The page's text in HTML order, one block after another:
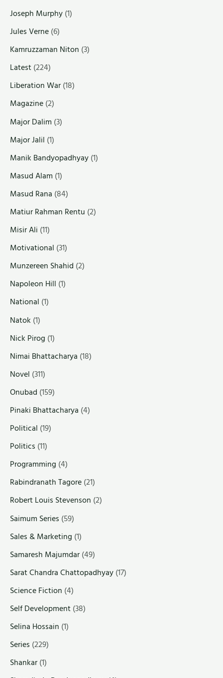
Joseph Murphy(1)
Jules Verne(6)
Kamruzzaman Niton (3)
Latest(224)
Liberation War(18)
Magazine(2)
Major Dalim (3)
Major Jalil (1)
Manik Bandyopadhyay(1)
Masud Alam (1)
Masud Rana (84)
Matiur Rahman Rentu (2)
Misir Ali (11)
Motivational (31)
Munzereen Shahid (2)
Napoleon Hill (1)
National (1)
Natok (1)
Nick Pirog (1)
Nimai Bhattacharya (18)
Novel (311)
Onubad (159)
Pinaki Bhattacharya (4)
Political (19)
Politics (11)
Programming (4)
Rabindranath Tagore(21)
Robert Louis Stevenson (2)
Saimum Series (59)
Sales & Marketing (1)
Samaresh Majumdar(49)
Sarat Chandra Chattopadhyay(17)
Science Fiction (4)
Self Development(38)
Selina Hossain (1)
Series (229)
Shankar(1)